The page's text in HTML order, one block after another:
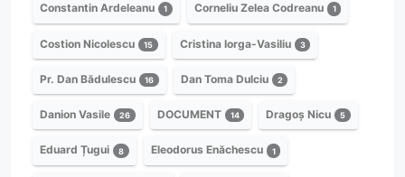
Constantin Ardeleanu 1 Corneliu Zelea Codreanu 1
Costion Nicolescu 15 Cristina Iorga-Vasiliu 3
Pr. Dan Bădulescu 16 Dan Toma Dulciu 2
Danion Vasile 26 DOCUMENT 14 Dragoș Nicu 5
Eduard Țugui 8 Eleodorus Enăchescu 1